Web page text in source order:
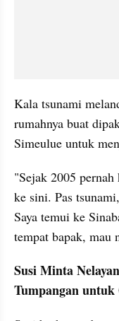
Kala tsunami
rumahnya buat
Simeulue untuk
"Sejak 2005
ke sini. Pas
Saya temui ke
tempat bapak, mau
Susi Minta
Tumpangan